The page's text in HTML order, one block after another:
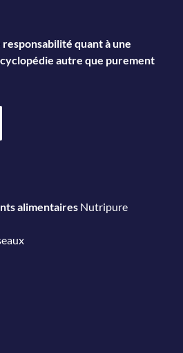
quant à une
autre que purement
alimentaires Nutripure